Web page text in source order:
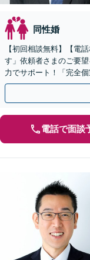
同性婚
【初回相談無料】【電
す」依頼者さまのご要
力でサポート！「完全
に聞かれる心配はあり
電話で面談